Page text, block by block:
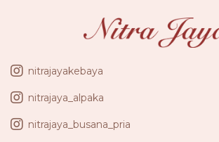
nitrajayakebaya
nitrajaya_alpaka
nitrajaya_busana_pria